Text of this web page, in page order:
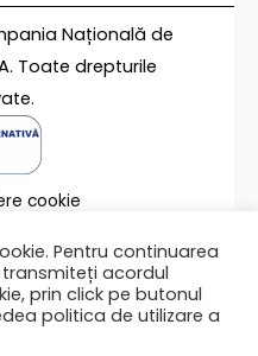
Națională de
Toate drepturile
cookie
16/03/2026
Pentru continuarea
acordul
prin click pe butonul
politica de utilizare a